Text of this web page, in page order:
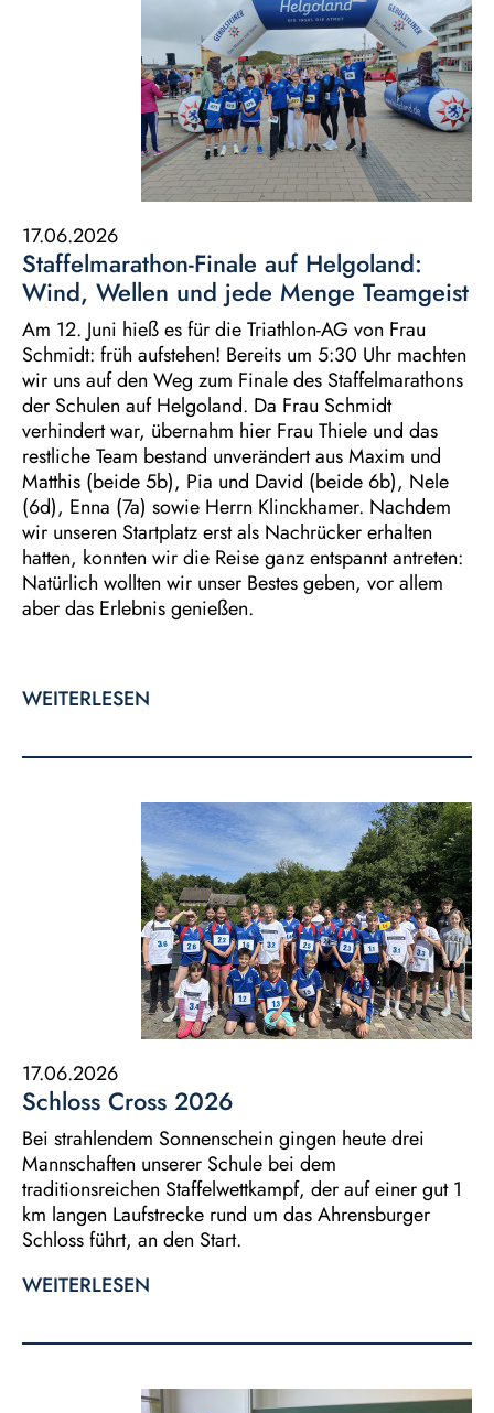
17.06.2026
Staffelmarathon-Finale auf Helgoland:
Wind, Wellen und jede Menge Teamgeist
Am 12. Juni hieß es für die Triathlon-AG von Frau
Schmidt: früh aufstehen! Bereits um 5:30 Uhr machten
wir uns auf den Weg zum Finale des Staffelmarathons
der Schulen auf Helgoland. Da Frau Schmidt
verhindert war, übernahm hier Frau Thiele und das
restliche Team bestand unverändert aus Maxim und
Matthis (beide 5b), Pia und David (beide 6b), Nele
(6d), Enna (7a) sowie Herrn Klinckhamer. Nachdem
wir unseren Startplatz erst als Nachrücker erhalten
hatten, konnten wir die Reise ganz entspannt antreten:
Natürlich wollten wir unser Bestes geben, vor allem
aber das Erlebnis genießen.
WEITERLESEN
17.06.2026
Schloss Cross 2026
Bei strahlendem Sonnenschein gingen heute drei
Mannschaften unserer Schule bei dem
traditionsreichen Staffelwettkampf, der auf einer gut 1
km langen Laufstrecke rund um das Ahrensburger
Schloss führt, an den Start.
WEITERLESEN